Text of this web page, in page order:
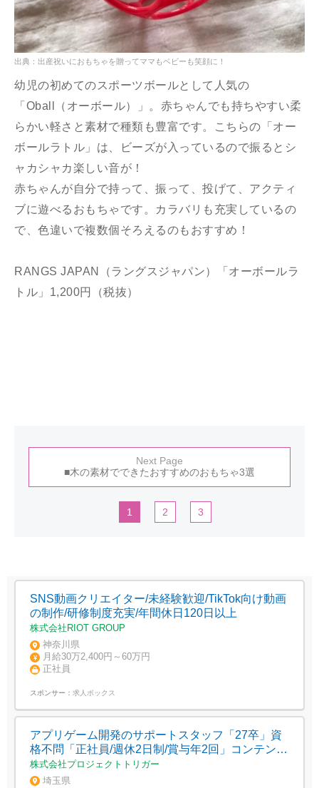
出典：出産祝いにおもちゃを贈ってママもベビーも笑顔に！
幼児の初めてのスポーツボールとして人気の
「Oball（オーボール）」。赤ちゃんでも持ちやすい柔
らかい軽さと素材で種類も豊富です。こちらの「オー
ボールラトル」は、ビーズが入っているので振るとシ
ャカシャカ楽しい音が！
赤ちゃんが自分で持って、振って、投げて、アクティ
ブに遊べるおもちゃです。カラバリも充実しているの
で、色違いで複数個そろえるのもおすすめ！
RANGS JAPAN（ラングスジャパン）「オーボールラ
トル」1,200円（税抜）
Next Page
■木の素材でできたおすすめのおもちゃ3選
1 2 3
SNS動画クリエイター/未経験歓迎/TikTok向け動画
の制作/研修制度充実/年間休日120日以上
株式会社RIOT GROUP
神奈川県
月給30万2,400円～60万円
正社員
スポンサー： 求人ボックス
アプリゲーム開発のサポートスタッフ「27卒」資
格不問「正社員/週休2日制/賞与年2回」コンテンツ
好き歓迎/川口市栄町2丁目
株式会社プロジェクトトリガー
埼玉県